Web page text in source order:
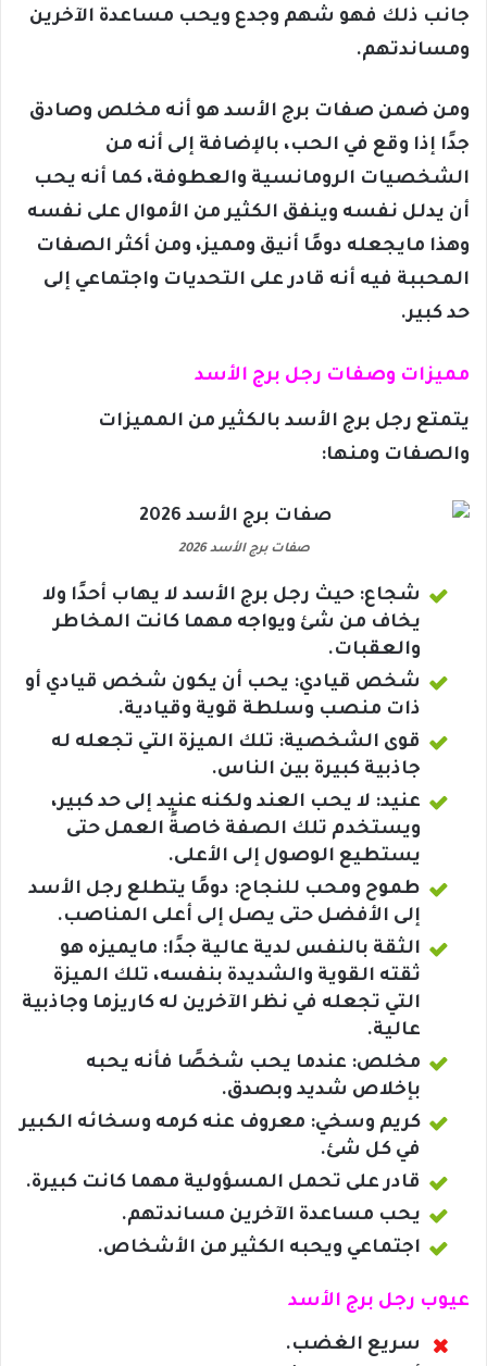
جانب ذلك فهو شهم وجدع ويحب مساعدة الآخرين
ومساندتهم.
ومن ضمن صفات برج الأسد هو أنه مخلص وصادق
جدًا إذا وقع في الحب، بالإضافة إلى أنه من
الشخصيات الرومانسية والعطوفة، كما أنه يحب
أن يدلل نفسه وينفق الكثير من الأموال على نفسه
وهذا مايجعله دومًا أنيق ومميز، ومن أكثر الصفات
المحببة فيه أنه قادر على التحديات واجتماعي إلى
حد كبير.
مميزات وصفات رجل برج الأسد
يتمتع رجل برج الأسد بالكثير من المميزات
والصفات ومنها:
صفات برج الأسد 2026
شجاع: حيث رجل برج الأسد لا يهاب أحدًا ولا
يخاف من شئ ويواجه مهما كانت المخاطر
والعقبات.
شخص قيادي: يحب أن يكون شخص قيادي أو
ذات منصب وسلطة قوية وقيادية.
قوى الشخصية: تلك الميزة التي تجعله له
جاذبية كبيرة بين الناس.
عنيد: لا يحب العند ولكنه عنيد إلى حد كبير،
ويستخدم تلك الصفة خاصةً العمل حتى
يستطيع الوصول إلى الأعلى.
طموح ومحب للنجاح: دومًا يتطلع رجل الأسد
إلى الأفضل حتى يصل إلى أعلى المناصب.
الثقة بالنفس لدية عالية جدًا: مايميزه هو
ثقته القوية والشديدة بنفسه، تلك الميزة
التي تجعله في نظر الآخرين له كاريزما وجاذبية
عالية.
مخلص: عندما يحب شخصًا فأنه يحبه
بإخلاص شديد وبصدق.
كريم وسخي: معروف عنه كرمه وسخائه الكبير
في كل شئ.
قادر على تحمل المسؤولية مهما كانت كبيرة.
يحب مساعدة الآخرين مساندتهم.
اجتماعي ويحبه الكثير من الأشخاص.
عيوب رجل برج الأسد
سريع الغضب.